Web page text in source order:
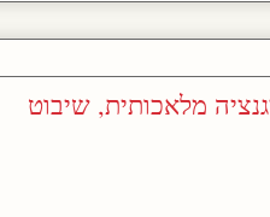
מלאכותית, שיבוט